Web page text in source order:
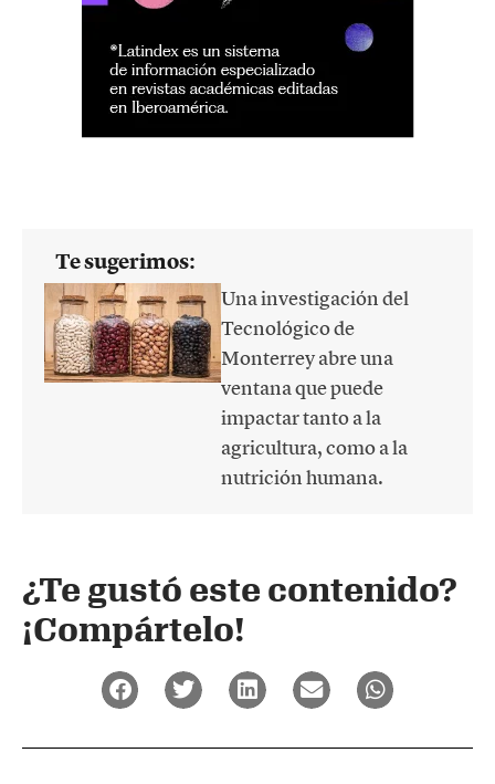
Te sugerimos:
Una investigación del
Tecnológico de
Monterrey abre una
ventana que puede
impactar tanto a la
agricultura, como a la
nutrición humana.
¿Te gustó este contenido?
¡Compártelo!